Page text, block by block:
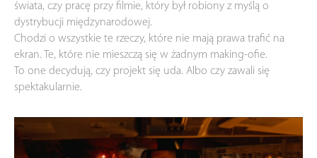
świata, czy pracę przy filmie, który był robiony z myślą o
dystrybucji międzynarodowej.
Chodzi o wszystkie te rzeczy, które nie mają prawa trafić na
ekran. Te, które nie mieszczą się w żadnym making-ofie.
To one decydują, czy projekt się uda. Albo czy zawali się
spektakularnie.